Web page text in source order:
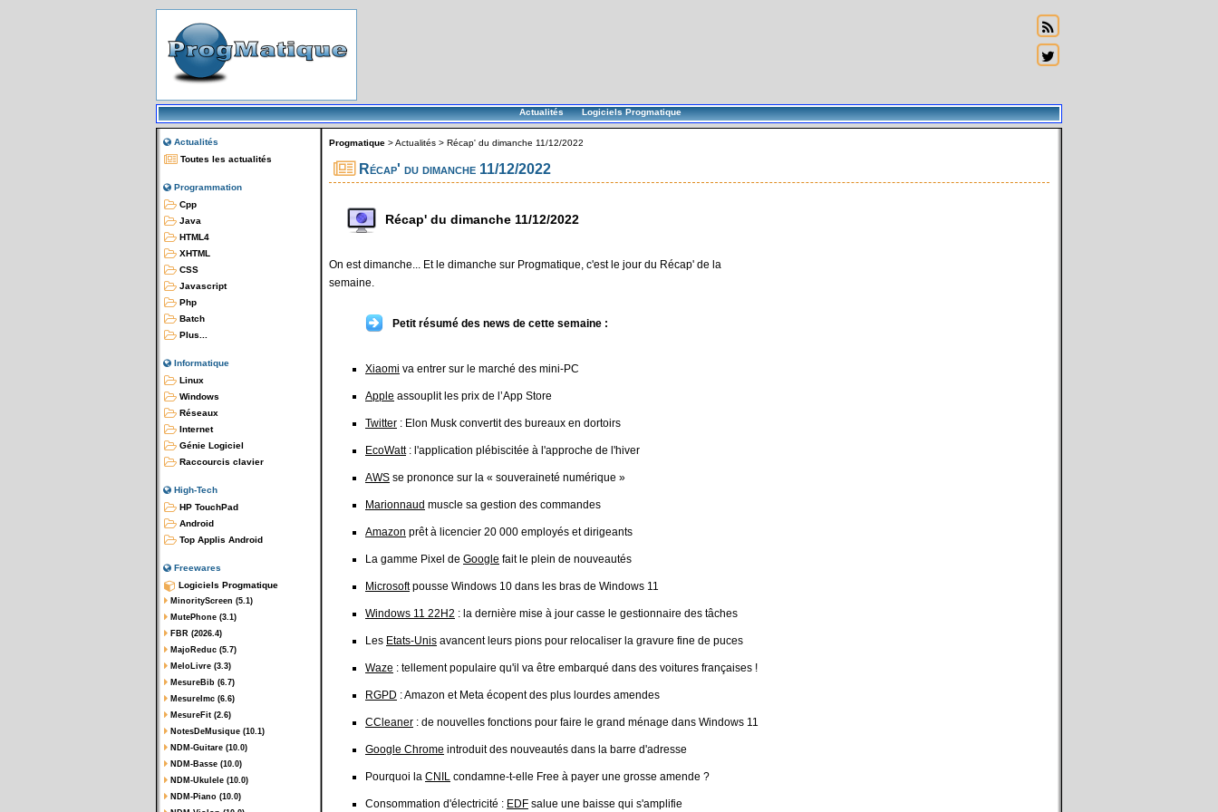
Actualités Logiciels Progmatique
Actualités
Toutes les actualités
Programmation
Cpp
Java
HTML4
XHTML
CSS
Javascript
Php
Batch
Plus...
Informatique
Linux
Windows
Réseaux
Internet
Génie Logiciel
Raccourcis clavier
High-Tech
HP TouchPad
Android
Top Applis Android
Freewares
Logiciels Progmatique
MinorityScreen (5.1)
MutePhone (3.1)
FBR (2026.4)
MajoReduc (5.7)
MeloLivre (3.3)
MesureBib (6.7)
MesureImc (6.6)
MesureFit (2.6)
NotesDeMusique (10.1)
NDM-Guitare (10.0)
NDM-Basse (10.0)
NDM-Ukulele (10.0)
NDM-Piano (10.0)
Progmatique >Actualités > Récap' du dimanche 11/12/2022
Récap' du dimanche 11/12/2022
Récap' du dimanche 11/12/2022
On est dimanche... Et le dimanche sur Progmatique, c'est le jour du Récap' de la
semaine.
Petit résumé des news de cette semaine :
Xiaomi va entrer sur le marché des mini-PC
Apple assouplit les prix de l’App Store
Twitter : Elon Musk convertit des bureaux en dortoirs
EcoWatt: l'application plébiscitée à l'approche de l'hiver
AWS se prononce sur la « souveraineté numérique »
Marionnaud muscle sa gestion des commandes
Amazon prêt à licencier 20 000 employés et dirigeants
La gamme Pixel de Google fait le plein de nouveautés
Microsoftpousse Windows 10 dans les bras de Windows 11
Windows 11 22H2 : la dernière mise à jour casse le gestionnaire des tâches
Les Etats-Unis avancent leurs pions pour relocaliser la gravure fine de puces
Waze : tellement populaire qu'il va être embarqué dans des voitures françaises !
RGPD : Amazon et Meta écopent des plus lourdes amendes
CCleaner : de nouvelles fonctions pour faire le grand ménage dans Windows 11
Google Chrome introduit des nouveautés dans la barre d'adresse
Pourquoi la CNIL condamne-t-elle Free à payer une grosse amende ?
Consommation d'électricité : EDF salue une baisse qui s'amplifie